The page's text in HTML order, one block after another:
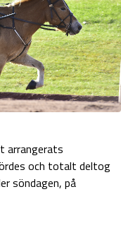
arrangerats
och totalt deltog
söndagen, på